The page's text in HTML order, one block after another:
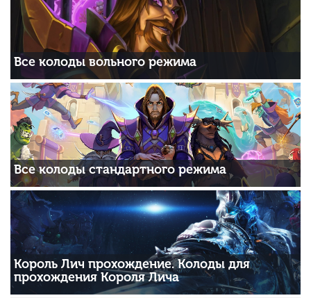
Все колоды вольного режима
Все колоды стандартного режима
Король Лич прохождение. Колоды для
прохождения Короля Лича